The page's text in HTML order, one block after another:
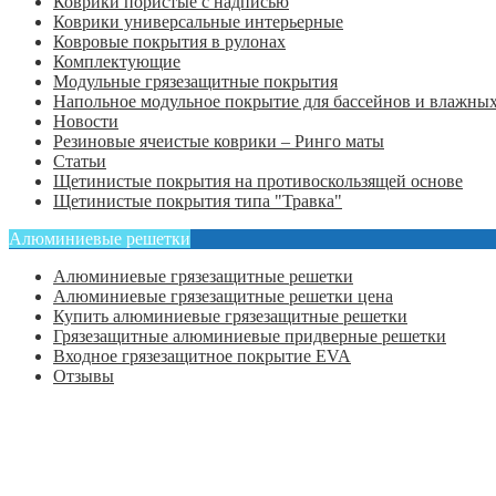
Коврики универсальные интерьерные
Ковровые покрытия в рулонах
Комплектующие
Модульные грязезащитные покрытия
Напольное модульное покрытие для бассейнов и
Новости
Резиновые ячеистые коврики – Ринго маты
Статьи
Щетинистые покрытия на противоскользящей основе
Щетинистые покрытия типа "Травка"
Алюминиевые решетки
Алюминиевые грязезащитные решетки
Алюминиевые грязезащитные решетки цена
Купить алюминиевые грязезащитные решетки
Грязезащитные алюминиевые придверные решетки
Входное грязезащитное покрытие EVA
Отзывы